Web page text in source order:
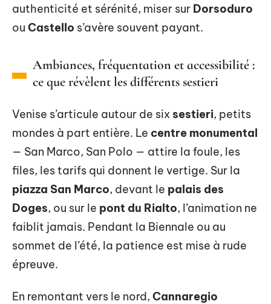
authenticité et sérénité, miser sur Dorsoduro
ou Castello s’avère souvent payant.
Ambiances, fréquentation et accessibilité :
ce que révèlent les différents sestieri
Venise s’articule autour de six sestieri, petits
mondes à part entière. Le centre monumental
— San Marco, San Polo — attire la foule, les
files, les tarifs qui donnent le vertige. Sur la
piazza San Marco, devant le palais des
Doges, ou sur le pont du Rialto, l’animation ne
faiblit jamais. Pendant la Biennale ou au
sommet de l’été, la patience est mise à rude
épreuve.
En remontant vers le nord, Cannaregio